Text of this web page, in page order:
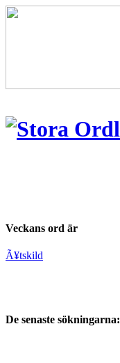
Veckans ord är
Ã¥tskild
De senaste sökningarna: